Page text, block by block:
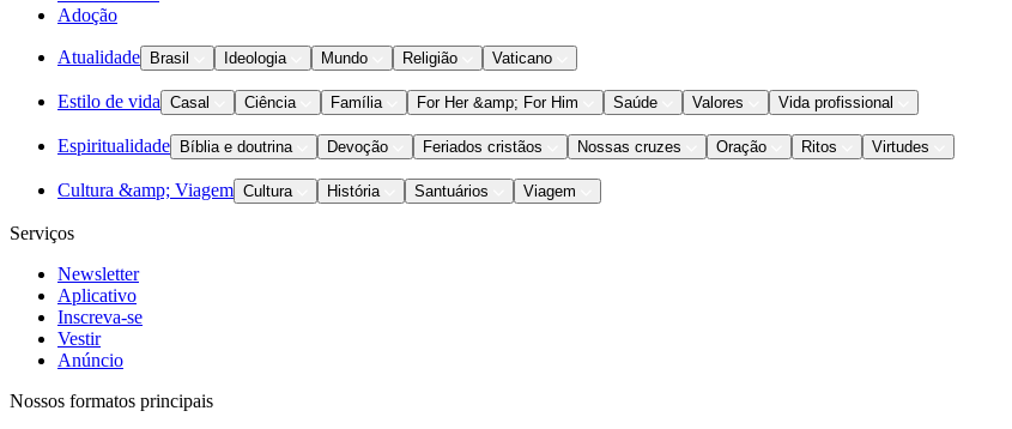
Adoção
Atualidade Brasil Ideologia Mundo Religião Vaticano
Estilo de vida Casal Ciência Família For Her &amp; For Him Saúde Valores Vida profissional
Espiritualidade Bíblia e doutrina Devoção Feriados cristãos Nossas cruzes Oração Ritos Virtudes
Cultura &amp; Viagem Cultura História Santuários Viagem
Serviços
Newsletter
Aplicativo
Inscreva-se
Vestir
Anúncio
Nossos formatos principais